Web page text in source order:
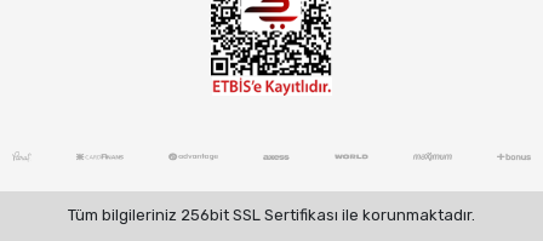
Tüm bilgileriniz 256bit SSL Sertifikası ile korunmaktadır.